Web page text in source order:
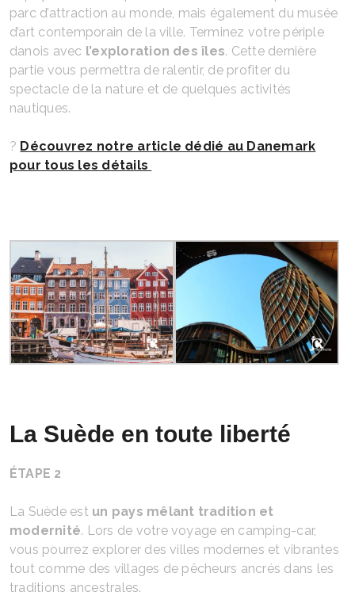
parc d’attraction au monde, mais également du musée
d’art contemporain de la ville. Terminez votre périple
danois avec l’exploration des îles. Cette dernière
partie vous permettra de ralentir, de profiter du
spectacle de la nature et de quelques activités
nautiques.
? Découvrez notre article dédié au Danemark
pour tous les détails
La Suède en toute liberté
ÉTAPE 2
La Suède est un pays mêlant tradition et
modernité. Lors de votre voyage en camping-car,
vous pourrez explorer des villes modernes et vibrantes
tout comme des villages de pêcheurs ancrés dans les
traditions ancestrales.